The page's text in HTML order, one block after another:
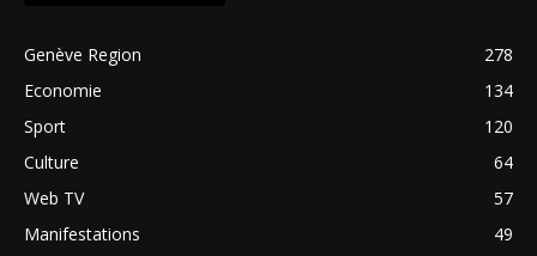
Genève Region
278
Economie
134
Sport
120
Culture
64
Web TV
57
Manifestations
49